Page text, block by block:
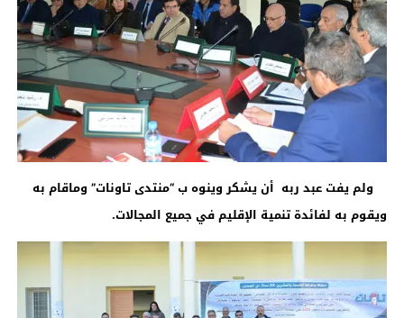
ولم يفت عبد ربه أن يشكر وينوه ب “منتدى تاونات” وماقام به
ويقوم به لفائدة تنمية الإقليم في جميع المجالات.